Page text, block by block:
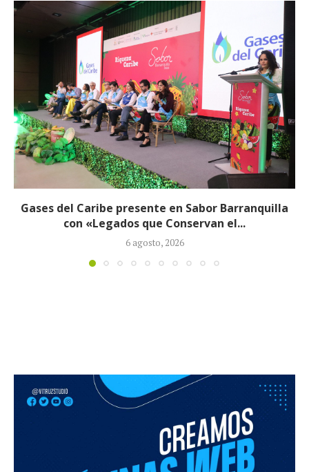
Exjefe paramilitar Saúl Severini hizo explosivas
revelaciones ante la JEP sobre presuntos...
6 agosto, 2026